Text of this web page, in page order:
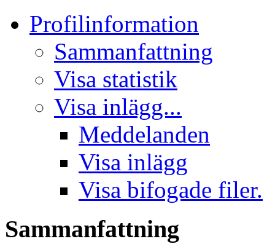
Profilinformation
Sammanfattning
Visa statistik
Visa inlägg...
Meddelanden
Visa inlägg
Visa bifogade filer.
Sammanfattning